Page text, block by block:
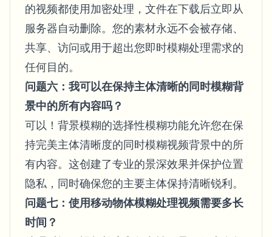
的视频都使用加密处理，文件在下载后立即从
服务器自动删除。您的素材永远不会被存储、
共享、访问或用于超出您即时模糊处理需求的
任何目的。
问题六：我可以在保持主体清晰的同时模糊背
景中的所有内容吗？
可以！背景模糊的选择性模糊功能允许您在保
持完美主体清晰度的同时模糊视频背景中的所
有内容。这创建了专业的景深效果并保护位置
隐私，同时确保您的主要主体保持清晰锐利。
问题七：使用移动物体模糊处理视频需要多长
时间？